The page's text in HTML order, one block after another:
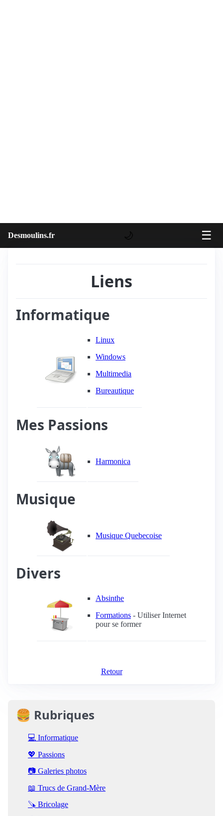
Desmoulins.fr 🌙 ☰
Liens
Informatique
Linux
Windows
Multimedia
Bureautique
Mes Passions
Harmonica
Musique
Musique Quebecoise
Divers
Absinthe
Formations - Utiliser Internet
pour se former
Retour
🍔 Rubriques
💻 Informatique
💖 Passions
📷 Galeries photos
📖 Trucs de Grand-Mère
🪚 Bricolage